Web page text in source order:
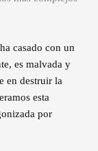
casado con un
es malvada y
en destruir la
esta
por